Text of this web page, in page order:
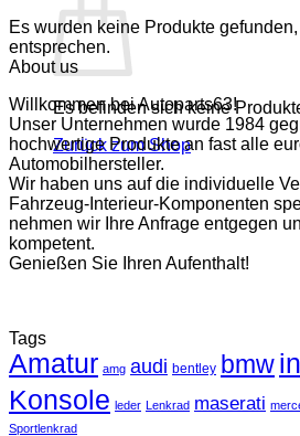
Es befinden sich keine
Zurück zum Shop
Es wurden keine Produkte
entsprechen.
About us
Willkommen bei Autoparts63!
Unser Unternehmen wurde 1984
hochwertige Produkte an fast alle
Automobilhersteller.
Wir haben uns auf die individuelle
Fahrzeug-Interieur-Komponenten
nehmen wir Ihre Anfrage entgegen
kompetent.
Genießen Sie Ihren Aufenthalt!
Tags
Amatur amg audi bentley bmw
Konsole leder Lenkrad maserati
Sportlenkrad